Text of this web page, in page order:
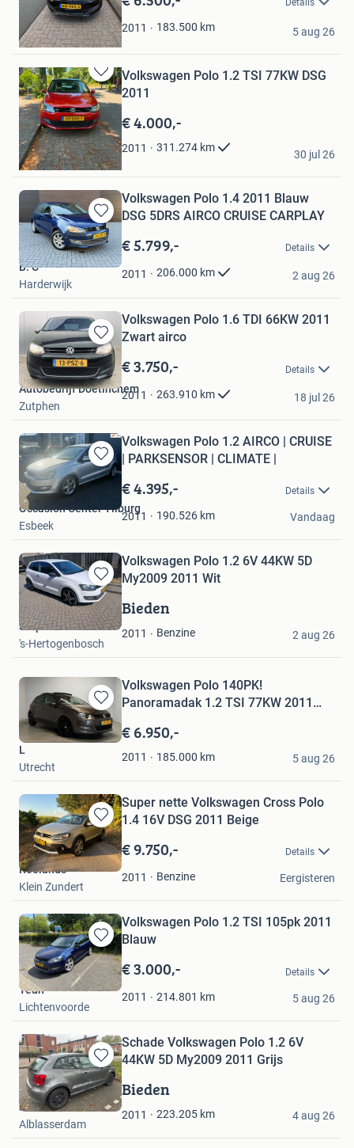
Favorieten Details
2011 183.500 km
Maureen
Borne
5 aug 26
Bewaren
in
Mijn
Favorieten
Volkswagen Polo 1.2 TSI 77KW DSG
2011
€ 4.000,-
2011 311.274 km
Mael Ahmadi
Ede
30 jul 26
Bewaren
in
Mijn
Favorieten
Volkswagen Polo 1.4 2011 Blauw
DSG 5DRS AIRCO CRUISE CARPLAY
€ 5.799,- Details
2011 206.000 km
B. C
Harderwijk
2 aug 26
Bewaren
in
Mijn
Favorieten
Volkswagen Polo 1.6 TDI 66KW 2011
Zwart airco
€ 3.750,- Details
2011 263.910 km
Autobedrijf Doetinchem
Zutphen
18 jul 26
Bewaren
in
Favorieten
Volkswagen Polo 1.2 AIRCO | CRUISE
| PARKSENSOR | CLIMATE |
€ 4.395,- Details
2011 190.526 km
Occasion Center Tilburg
Esbeek
Vandaag
Bewaren
in
Mijn
Favorieten
Volkswagen Polo 1.2 6V 44KW 5D
My2009 2011 Wit
Bieden
2011 Benzine
Stephan
's-Hertogenbosch
2 aug 26
Bewaren
in
Mijn
Favorieten
Volkswagen Polo 140PK!
Panoramadak 1.2 TSI 77KW 2011
€ 6.950,-
2011 185.000 km
L
Utrecht
5 aug 26
Bewaren
in
Mijn
Favorieten
Super nette Volkswagen Cross Polo
1.4 16V DSG 2011 Beige
€ 9.750,- Details
2011 Benzine
Roelands
Klein Zundert
Eergisteren
Bewaren
in
Mijn
Favorieten
Volkswagen Polo 1.2 TSI 105pk 2011
Blauw
€ 3.000,- Details
2011 214.801 km
Teun
Lichtenvoorde
5 aug 26
Bewaren
in
Mijn
Favorieten
Schade Volkswagen Polo 1.2 6V
44KW 5D My2009 2011 Grijs
Bieden
2011 223.205 km
Jesse
Alblasserdam
4 aug 26